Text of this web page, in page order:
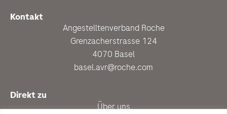
Kontakt
Angestelltenverband Roche
Grenzacherstrasse 124
4070 Basel
basel.avr@roche.com
Direkt zu
Über uns